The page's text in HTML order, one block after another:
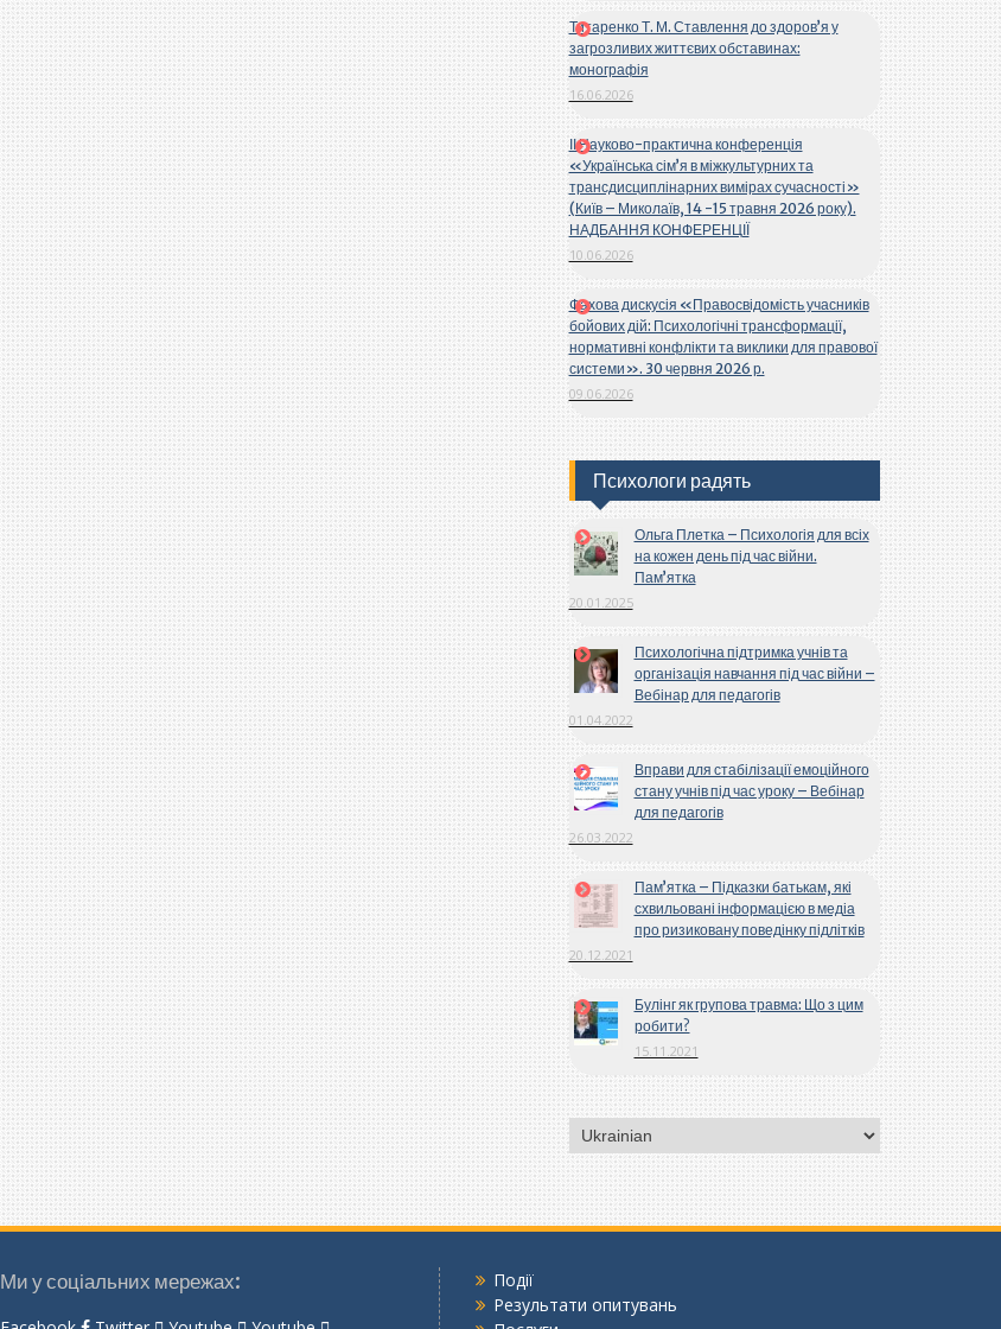
Титаренко Т. М. Ставлення до здоров’я у
загрозливих життєвих обставинах:
монографія
16.06.2026
ІІ Науково-практична конференція
«Українська сім’я в міжкультурних та
трансдисциплінарних вимірах сучасності»
(Київ – Миколаїв, 14 -15 травня 2026 року).
НАДБАННЯ КОНФЕРЕНЦІЇ
10.06.2026
Фахова дискусія «Правосвідомість учасників
бойових дій: Психологічні трансформації,
нормативні конфлікти та виклики для правової
системи». 30 червня 2026 р.
09.06.2026
Психологи радять
Ольга Плетка – Психологія для всіх
на кожен день під час війни.
Пам’ятка
20.01.2025
Психологічна підтримка учнів та
організація навчання під час війни –
Вебінар для педагогів
01.04.2022
Вправи для стабілізації емоційного
стану учнів під час уроку – Вебінар
для педагогів
26.03.2022
Пам’ятка – Підказки батькам, які
схвильовані інформацією в медіа
про ризиковану поведінку підлітків
20.12.2021
Булінг як групова травма: Що з цим
робити?
15.11.2021
Вибрати
мову
Ми у соціальних мережах:
Події
Результати опитувань